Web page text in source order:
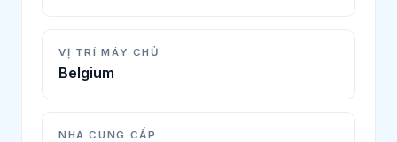
VỊ TRÍ MÁY CHỦ
Belgium
NHÀ CUNG CẤP